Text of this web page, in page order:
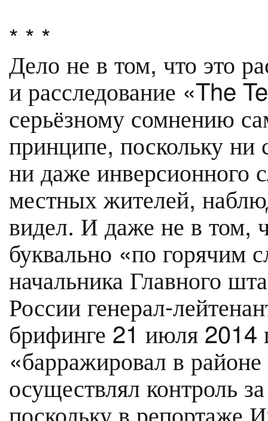
* * *
Дело не в том, что это
и расследование «The
серьёзному сомнению
принципе, поскольку ни
ни даже инверсионного
местных жителей,
видел. И даже не в том,
буквально «по горячим
начальника Главного
России генерал-
брифинге 21 июля 2014
«барражировал в
осуществлял контроль
поскольку в репортаже